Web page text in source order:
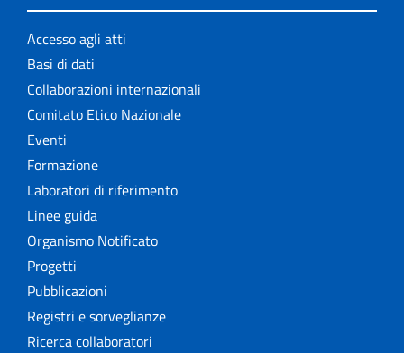
Accesso agli atti
Basi di dati
Collaborazioni internazionali
Comitato Etico Nazionale
Eventi
Formazione
Laboratori di riferimento
Linee guida
Organismo Notificato
Progetti
Pubblicazioni
Registri e sorveglianze
Ricerca collaboratori